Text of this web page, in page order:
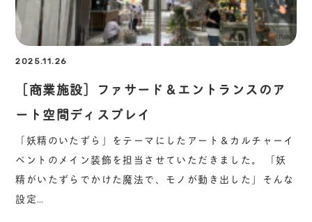
2025.11.26
［商業施設］ファサード＆エントランスのア
ート空間ディスプレイ
「妖精のいたずら」をテーマにしたアート＆カルチャーイ
ベントのメイン装飾を担当させていただきました。 「妖
精がいたずらでかけた魔法で、モノが動き出した」そんな
設定…